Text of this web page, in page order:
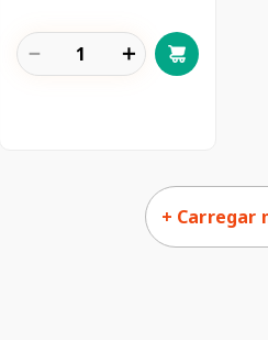
＋
－